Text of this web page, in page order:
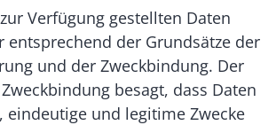
Verfügung gestellten Daten
entsprechend der Grundsätze der
und der Zweckbindung. Der
besagt, dass Daten
eindeutige und legitime Zwecke